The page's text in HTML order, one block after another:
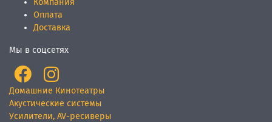
Компания
Оплата
Доставка
Мы в соцсетях
Домашние Кинотеатры
Акустические системы
Усилители, AV-ресиверы